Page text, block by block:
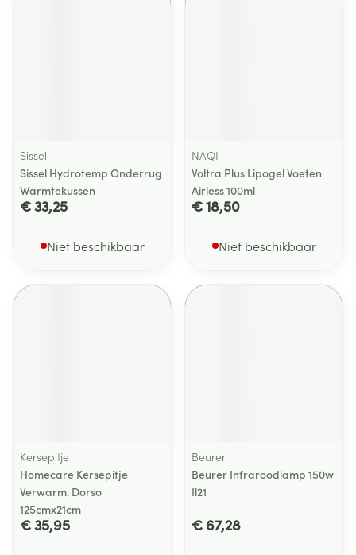
Sissel
Sissel Hydrotemp Onderrug
Warmtekussen
€ 33,25
Niet beschikbaar
NAQI
Voltra Plus Lipogel Voeten
Airless 100ml
€ 18,50
Niet beschikbaar
Kersepitje
Homecare Kersepitje
Verwarm. Dorso
125cmx21cm
€ 35,95
Beurer
Beurer Infraroodlamp 150w
Il21
€ 67,28